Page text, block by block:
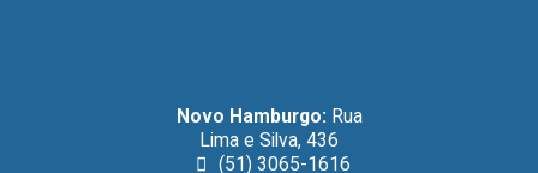
Novo Hamburgo: Rua
Lima e Silva, 436
(51) 3065-1616